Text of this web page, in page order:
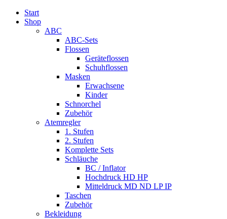
Start
Shop
ABC
ABC-Sets
Flossen
Geräteflossen
Schuhflossen
Masken
Erwachsene
Kinder
Schnorchel
Zubehör
Atemregler
1. Stufen
2. Stufen
Komplette Sets
Schläuche
BC / Inflator
Hochdruck HD HP
Mitteldruck MD ND LP IP
Taschen
Zubehör
Bekleidung